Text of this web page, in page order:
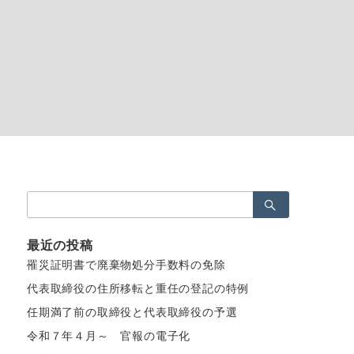
索：
最近の投稿
罹災証明書で廃棄物処分手数料の免除
代表取締役の住所移転と重任の登記の特例
任期満了前の取締役と代表取締役の予選
令和７年４月～ 官報の電子化